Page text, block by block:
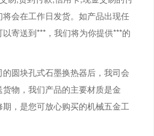
会在工作日发货。如产品出现任
寄送到***，我们将为你提供***的
的圆块孔式石墨换热器后，我司会
物，我们产品的主要材质是金
，是您可放心购买的机械五金工